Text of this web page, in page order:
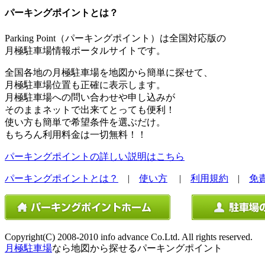
パーキングポイントとは？
Parking Point（パーキングポイント）は全国対応版の
月極駐車場情報ポータルサイトです。
全国各地の月極駐車場を地図から簡単に探せて、
月極駐車場位置も正確に表示します。
月極駐車場への問い合わせや申し込みが
そのままネットで出来てとっても便利！
使い方も簡単で希望条件を選ぶだけ。
もちろん利用料金は一切無料！！
パーキングポイントの詳しい説明はこちら
パーキングポイントとは？ | 使い方 | 利用規約 | 免
Copyright(C) 2008-2010 info advance Co.Ltd. All rights reserved.
月極駐車場なら地図から探せるパーキングポイント